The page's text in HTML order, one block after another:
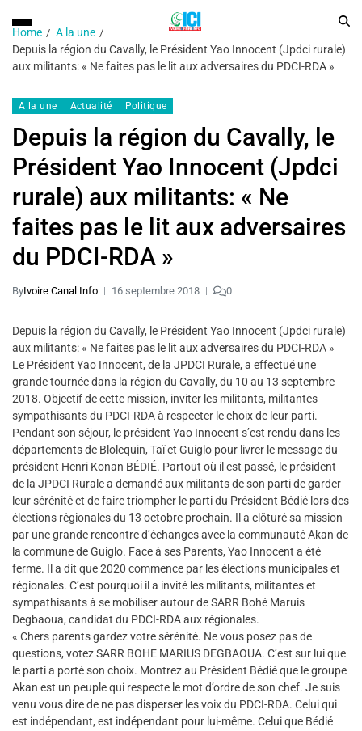
Home
A la une
Depuis la région du Cavally, le Président Yao Innocent (Jpdci rurale)
aux militants: « Ne faites pas le lit aux adversaires du PDCI-RDA »
A la une Actualité Politique
Depuis la région du Cavally, le
Président Yao Innocent (Jpdci
rurale) aux militants: « Ne
faites pas le lit aux adversaires
du PDCI-RDA »
ByIvoire Canal Info 16 septembre 2018 0
Depuis la région du Cavally, le Président Yao Innocent (Jpdci rurale)
aux militants: « Ne faites pas le lit aux adversaires du PDCI-RDA »
Le Président Yao Innocent, de la JPDCI Rurale, a effectué une
grande tournée dans la région du Cavally, du 10 au 13 septembre
2018. Objectif de cette mission, inviter les militants, militantes
sympathisants du PDCI-RDA à respecter le choix de leur parti.
Pendant son séjour, le président Yao Innocent s’est rendu dans les
départements de Blolequin, Taï et Guiglo pour livrer le message du
président Henri Konan BÉDIÉ. Partout où il est passé, le président
de la JPDCI Rurale a demandé aux militants de son parti de garder
leur sérénité et de faire triompher le parti du Président Bédié lors des
élections régionales du 13 octobre prochain. Il a clôturé sa mission
par une grande rencontre d’échanges avec la communauté Akan de
la commune de Guiglo. Face à ses Parents, Yao Innocent a été
ferme. Il a dit que 2020 commence par les élections municipales et
régionales. C’est pourquoi il a invité les militants, militantes et
sympathisants à se mobiliser autour de SARR Bohé Maruis
Degbaoua, candidat du PDCI-RDA aux régionales.
« Chers parents gardez votre sérénité. Ne vous posez pas de
questions, votez SARR BOHE MARIUS DEGBAOUA. C’est sur lui que
le parti a porté son choix. Montrez au Président Bédié que le groupe
Akan est un peuple qui respecte le mot d’ordre de son chef. Je suis
venu vous dire de ne pas disperser les voix du PDCI-RDA. Celui qui
est indépendant, est indépendant pour lui-même. Celui que Bédié